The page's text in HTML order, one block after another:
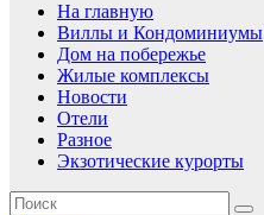
На главную
Виллы и Кондоминиумы
Дом на побережье
Жилые комплексы
Новости
Отели
Разное
Экзотические курорты